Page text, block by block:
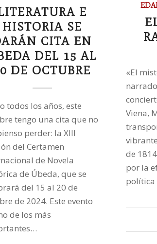
E
HISTORIA SE
CITA EN
DEL 15 AL
DE OCTUBRE
todos los años, este
tengo una cita que no
perder: la XIII
del Certamen
de Novela
de Úbeda, que se
del 15 al 20 de
de 2024. Este evento
de los más
«El
Viena,
de
por la